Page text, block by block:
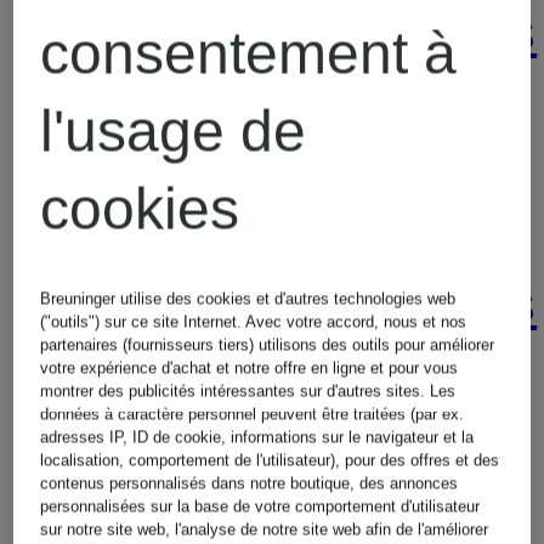
mariage
pour
Hommes
Costumes
pour
Hommes
Sneakers
Sneakers
pour
Femmes
consentement à
l'usage de
cookies
Breuninger utilise des cookies et d'autres technologies web
("outils") sur ce site Internet. Avec votre accord, nous et nos
partenaires (fournisseurs tiers) utilisons des outils pour améliorer
votre expérience d'achat et notre offre en ligne et pour vous
montrer des publicités intéressantes sur d'autres sites. Les
données à caractère personnel peuvent être traitées (par ex.
adresses IP, ID de cookie, informations sur le navigateur et la
localisation, comportement de l'utilisateur), pour des offres et des
contenus personnalisés dans notre boutique, des annonces
personnalisées sur la base de votre comportement d'utilisateur
sur notre site web, l'analyse de notre site web afin de l'améliorer